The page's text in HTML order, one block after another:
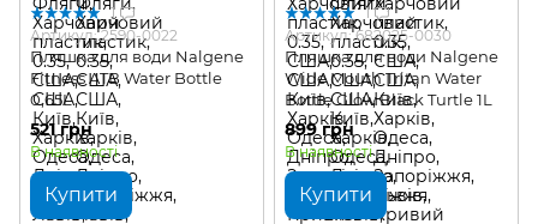
1
Артикул: 2590-0022
Пляшка для води Nalgene
Fitness ATB Water Bottle
0,65L
521 грн
В наявності
Купити
1
Артикул: 682025-0030
Пляшка для води Nalgene
Wide Mouth Tritan Water
Bottle Glow Black Turtle 1L
899 грн
В наявності
Купити